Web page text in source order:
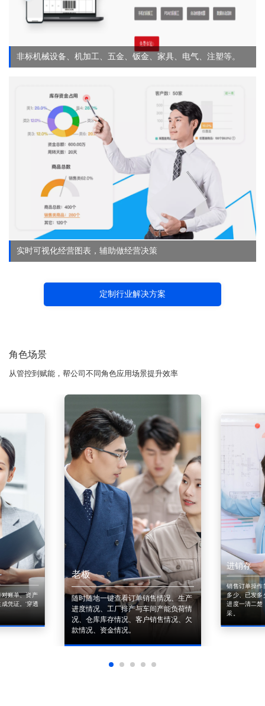
非标机械设备、机加工、五金、钣金、家具、电气、注塑等。
实时可视化经营图表，辅助做经营决策
定制行业解决方案
角色场景
从管控到赋能，帮公司不同角色应用场景提升效率
账单、资产
凭证。'穿透
老板
随时随地一键查看订单销售情况、生产
进度情况、工厂排产与车间产能负荷情
况、仓库库存情况、客户销售情况、欠
款情况、资金情况。
进销存
销售订单操作
多少、已发多
进度一清二楚
采。